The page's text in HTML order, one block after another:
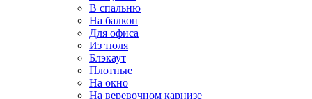
В спальню
На балкон
Для офиса
Из тюля
Блэкаут
Плотные
На окно
На веревочном карнизе